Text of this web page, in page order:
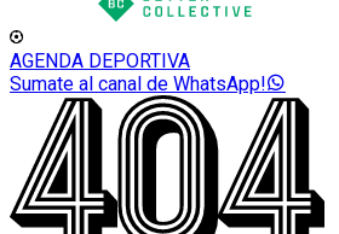
AGENDA DEPORTIVA
Sumate al canal de WhatsApp!